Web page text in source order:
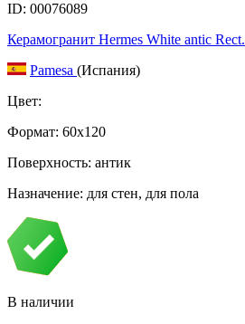
ID: 00076089
Керамогранит Hermes White antic Rect.
Pamesa (Испания)
Цвет:
Формат: 60x120
Поверхность: антик
Назначение: для стен, для пола
В наличии